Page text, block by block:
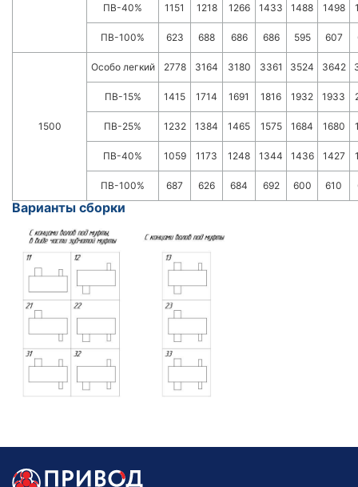
ПВ-40% 1151 1218 1266 1433 1488 1498
ПВ-100% 623 688 686 686 595 607
1500
Особо легкий 2778 3164 3180 3361 3524 3642
ПВ-15% 1415 1714 1691 1816 1932 1933
ПВ-25% 1232 1384 1465 1575 1684 1680
ПВ-40% 1059 1173 1248 1344 1436 1427
ПВ-100% 687 626 684 692 600 610
Варианты сборки